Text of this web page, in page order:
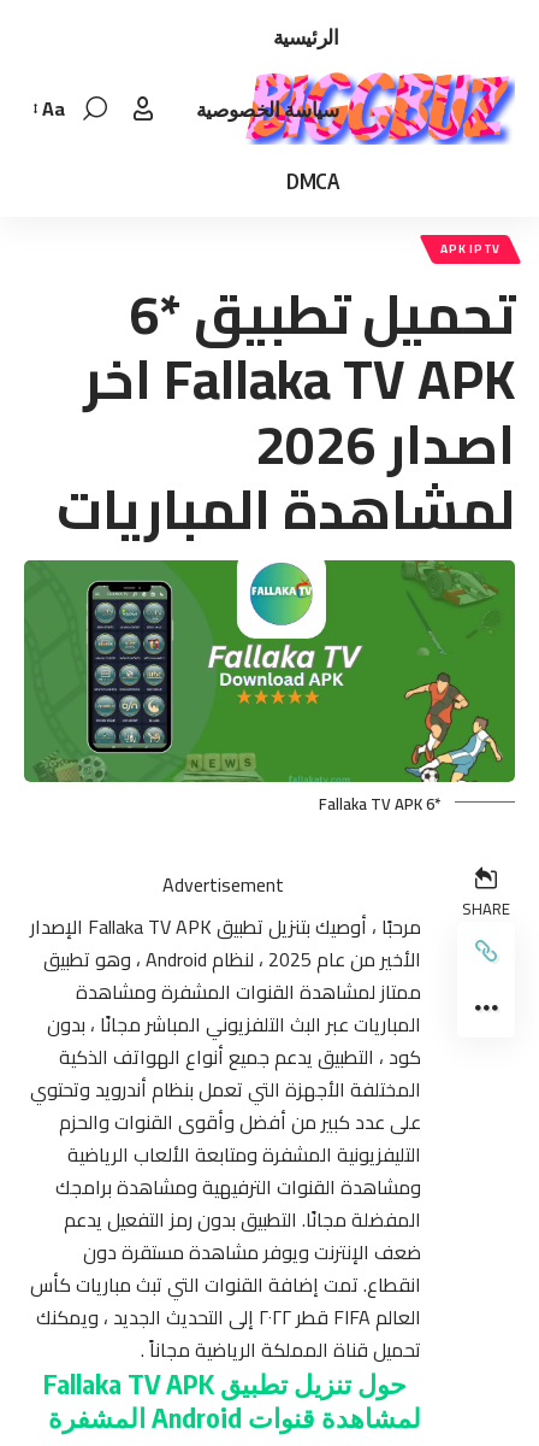
الرئيسية
سياسة الخصوصية
DMCA
Font
Aa
APK IPTV
تحميل تطبيق *6
Fallaka TV APK اخر
اصدار 2026
لمشاهدة المباريات
*6 Fallaka TV APK
SHARE
Advertisement
مرحبًا ، أوصيك بتنزيل تطبيق Fallaka TV APK الإصدار
الأخير من عام 2025 ، لنظام Android ، وهو تطبيق
ممتاز لمشاهدة القنوات المشفرة ومشاهدة
المباريات عبر البث التلفزيوني المباشر مجانًا ، بدون
كود ، التطبيق يدعم جميع أنواع الهواتف الذكية
المختلفة الأجهزة التي تعمل بنظام أندرويد وتحتوي
على عدد كبير من أفضل وأقوى القنوات والحزم
التليفزيونية المشفرةومتابعة الألعاب الرياضية
ومشاهدة القنوات الترفيهية ومشاهدة برامجك
المفضلة مجانًا. التطبيق بدون رمز التفعيل يدعم
ضعف الإنترنت ويوفر مشاهدة مستقرة دون
انقطاع. تمت إضافة القنوات التي تبث مباريات كأس
العالم FIFA قطر ٢٠٢٢ إلى التحديث الجديد ، ويمكنك
تحميل قناة المملكة الرياضية مجاناً .
حول تنزيل تطبيق Fallaka TV APK
لمشاهدة قنوات Android المشفرة